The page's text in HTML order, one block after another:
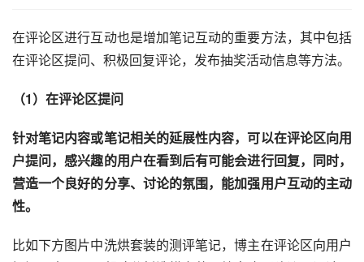
在评论区进行互动也是增加笔记互动的重要方法，其中包括
在评论区提问、积极回复评论，发布抽奖活动信息等方法。
（1）在评论区提问
针对笔记内容或笔记相关的延展性内容，可以在评论区向用
户提问，感兴趣的用户在看到后有可能会进行回复，同时，
营造一个良好的分享、讨论的氛围，能加强用户互动的主动
性。
比如下方图片中洗烘套装的测评笔记，博主在评论区向用户